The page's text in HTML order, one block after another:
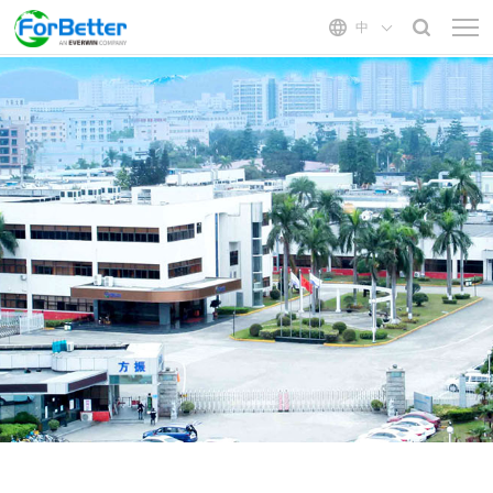
中
关于我们
方振介绍
发展历程
公司文化
组织结构
方振能力
液态硅胶
固体硅胶
成 型
二次加工
自动化
电子类
医疗器械
汽车类
管理服务
质量体系
新闻中心
公司新闻
行业资讯
联系我们